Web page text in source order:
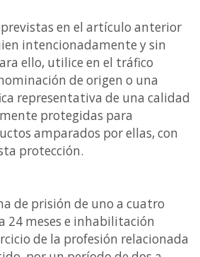
en el artículo anterior
intencionadamente y sin
ello, utilice en el tráfico
de origen o una
representativa de una calidad
protegidas para
amparados por ellas, con
protección.
de prisión de uno a cuatro
24 meses e inhabilitación
de la profesión relacionada